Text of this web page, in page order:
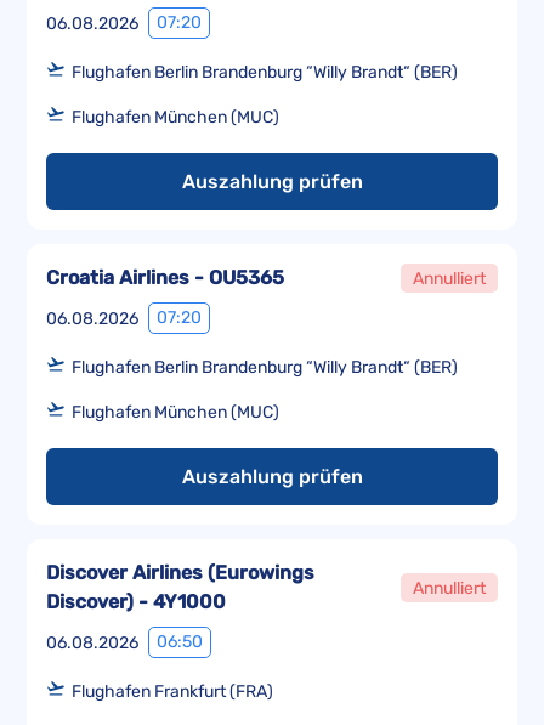
06.08.2026 07:20
Flughafen Berlin Brandenburg “Willy Brandt“ (BER)
Flughafen München (MUC)
Auszahlung prüfen
06.08.2026 07:20
Croatia Airlines - OU5365 Annulliert
Flughafen Berlin Brandenburg “Willy Brandt“ (BER)
Flughafen München (MUC)
Auszahlung prüfen
06.08.2026 06:50
Discover Airlines (Eurowings
Discover) - 4Y1000
Annulliert
Flughafen Frankfurt (FRA)